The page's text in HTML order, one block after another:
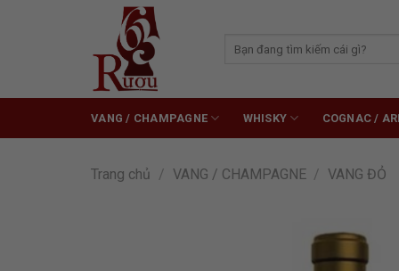
kiếm:
VANG / CHAMPAGNE WHISKY COGNAC /
Trang chủ / VANG / CHAMPAGNE / VANG ĐỎ